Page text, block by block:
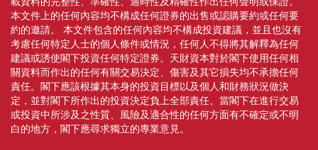
本文件上的任何內容均不構成任何證券的出售或認購要約或任何要
約的邀請。 本文件包含的任何內容均不構成投資建議，並且也沒有
考慮任何特定人士的個人條件或情況，任何人不得將其解釋為任何
建議或誘使閣下投資任何特定證券。天財資本對於閣下使用任何相
關資料而作出的任何有關交易決定、傷害及其它損失均不承擔任何
責任。閣下應該根據其本身的投資目標以及個人和財務狀況做決
定，並對閣下所作出的投資決定負上全部責任。當閣下在進行交易
或投資中所涉及之性質、風險及適合性的任何方面有不確定或不明
白的地方，閣下應尋求獨立的專業意見。